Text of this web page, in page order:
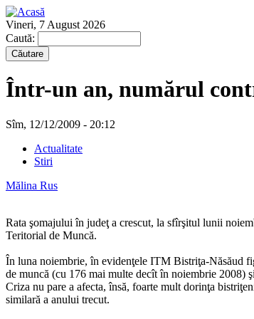
Vineri, 7 August 2026
Caută:
Într-un an, numărul
Sîm, 12/12/2009 - 20:12
Actualitate
Stiri
Mălina Rus
Rata şomajului în judeţ a crescut, la sfîrşitul lunii
Teritorial de Muncă.
În luna noiembrie, în evidenţele ITM Bistriţa-Năsăud
de muncă (cu 176 mai multe decît în noiembrie 2008)
Criza nu pare a afecta, însă, foarte mult dorinţa
similară a anului trecut.